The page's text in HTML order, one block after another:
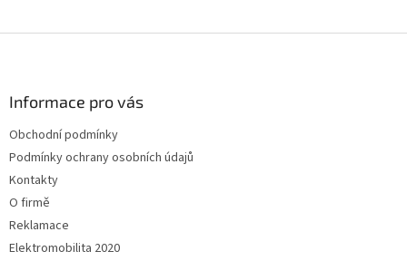
Informace pro vás
Obchodní podmínky
Podmínky ochrany osobních údajů
Kontakty
O firmě
Reklamace
Elektromobilita 2020